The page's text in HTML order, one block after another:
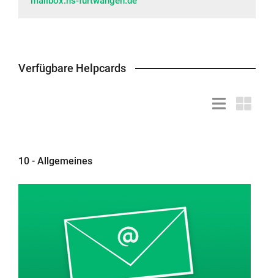
Verfügbare Helpcards
10 - Allgemeines